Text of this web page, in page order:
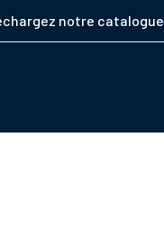
notre catalogue